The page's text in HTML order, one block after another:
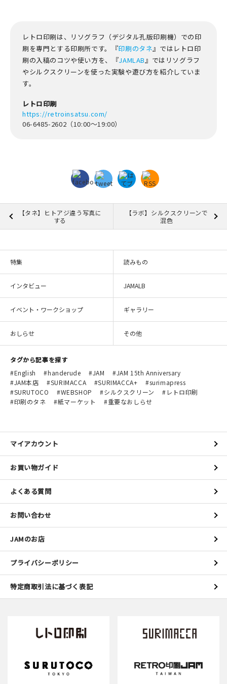
レトロ印刷は、リソグラフ（デジタル孔版印刷機）での印
刷を専門とする印刷所です。『印刷のタネ』ではレトロ印
刷の入稿のコツや使い方を、『JAMLAB』ではリソグラフ
やシルクスクリーンを使った実験や遊び方を紹介していま
す。
レトロ印刷
https://retroinsatsu.com/
06-6485-2602（10:00～19:00）
【タネ】ヒトアジ違う写真に
する
【ラボ】シルクスクリーンで
混色
特集 読みもの
インタビュー JAMALB
イベント・ワークショップ ギャラリー
おしらせ その他
タグから記事を探す
English
handerude JAM
JAM 15th Anniversary
JAM本店
SURIMACCA SURIMACCA+
surimapress
SURUTOCO
WEBSHOP シルクスクリーン
レトロ印刷
印刷のタネ
紙マーケット 重要なおしらせ
マイアカウント
お買い物ガイド
よくある質問
お問い合わせ
JAMのお店
プライバシーポリシー
特定商取引法に基づく表記